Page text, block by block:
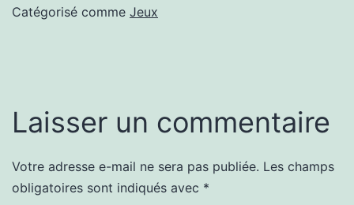
Catégorisé comme Jeux
Laisser un commentaire
Votre adresse e-mail ne sera pas publiée. Les champs
obligatoires sont indiqués avec *